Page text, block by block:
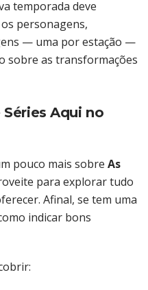
temporada deve
personagens,
— uma por estação —
sobre as transformações
Séries Aqui no
pouco mais sobre As
para explorar tudo
Afinal, se tem uma
indicar bons